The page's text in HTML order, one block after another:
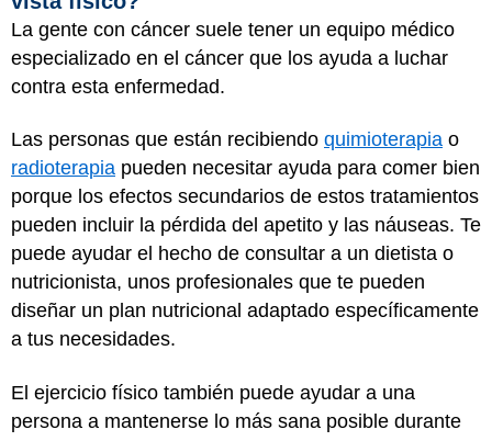
La gente con cáncer suele tener un equipo médico
especializado en el cáncer que los ayuda a luchar
contra esta enfermedad.
Las personas que están recibiendo quimioterapia o
radioterapia pueden necesitar ayuda para comer bien
porque los efectos secundarios de estos tratamientos
pueden incluir la pérdida del apetito y las náuseas. Te
puede ayudar el hecho de consultar a un dietista o
nutricionista, unos profesionales que te pueden
diseñar un plan nutricional adaptado específicamente
a tus necesidades.
El ejercicio físico también puede ayudar a una
persona a mantenerse lo más sana posible durante